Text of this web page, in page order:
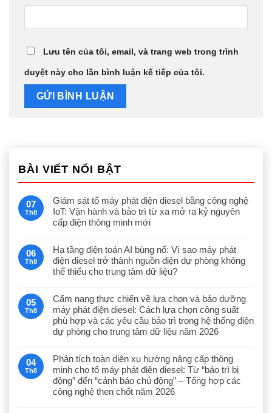
Lưu tên của tôi, email, và trang web trong trình
duyệt này cho lần bình luận kế tiếp của tôi.
BÀI VIẾT NỔI BẬT
07
Th8
Giám sát tổ máy phát điện diesel bằng công nghệ
IoT: Vận hành và bảo trì từ xa mở ra kỷ nguyên
cấp điện thông minh mới
06
Th8
Hạ tầng điện toán AI bùng nổ: Vì sao máy phát
điện diesel trở thành nguồn điện dự phòng không
thể thiếu cho trung tâm dữ liệu?
05
Th8
Cẩm nang thực chiến về lựa chọn và bảo dưỡng
máy phát điện diesel: Cách lựa chọn công suất
phù hợp và các yêu cầu bảo trì trong hệ thống điện
dự phòng cho trung tâm dữ liệu năm 2026
04
Th8
Phân tích toàn diện xu hướng nâng cấp thông
minh cho tổ máy phát điện diesel: Từ “bảo trì bị
động” đến “cảnh báo chủ động” – Tổng hợp các
công nghệ then chốt năm 2026